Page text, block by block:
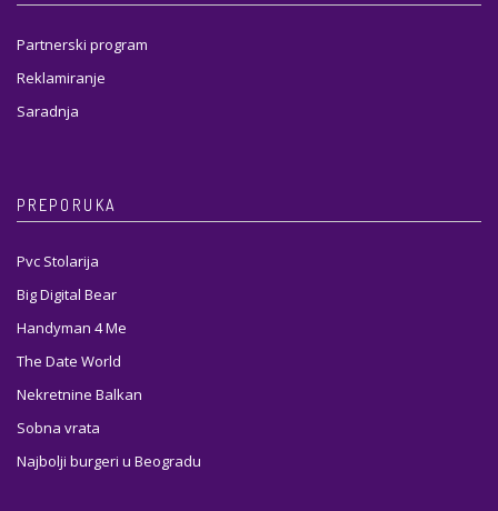
Partnerski program
Reklamiranje
Saradnja
PREPORUKA
Pvc Stolarija
Big Digital Bear
Handyman 4 Me
The Date World
Nekretnine Balkan
Sobna vrata
Najbolji burgeri u Beogradu